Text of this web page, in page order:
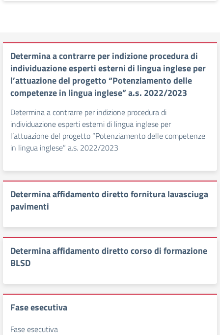
Determina a contrarre per indizione procedura di
individuazione esperti esterni di lingua inglese per
l’attuazione del progetto “Potenziamento delle
competenze in lingua inglese” a.s. 2022/2023
Determina a contrarre per indizione procedura di
individuazione esperti esterni di lingua inglese per
l’attuazione del progetto “Potenziamento delle competenze
in lingua inglese” a.s. 2022/2023
Determina affidamento diretto fornitura lavasciuga
pavimenti
Determina affidamento diretto corso di formazione
BLSD
Fase esecutiva
Fase esecutiva